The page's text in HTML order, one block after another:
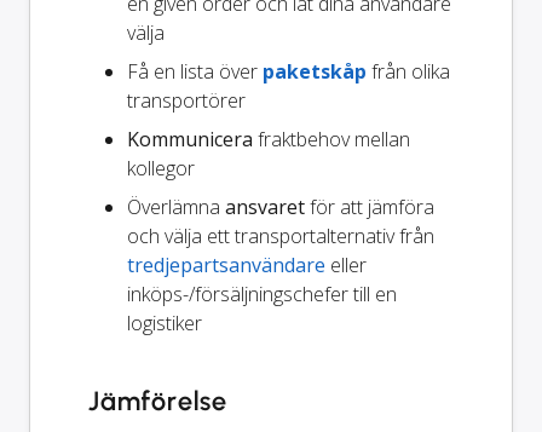
välja
Få en lista över paketskåp från olika
transportörer
Kommunicera fraktbehov mellan
kollegor
Överlämna ansvaretför att jämföra
och välja ett transportalternativ från
tredjepartsanvändare eller
inköps-/försäljningschefer till en
logistiker
Jämförelse